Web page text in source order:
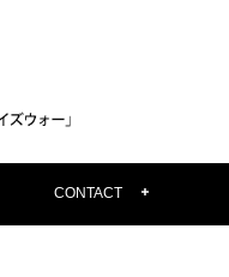
CONTACT